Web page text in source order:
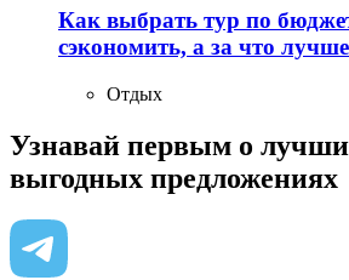
Как выбрать тур по
сэкономить, а за что
Отдых
Узнавай первым о
выгодных предложениях